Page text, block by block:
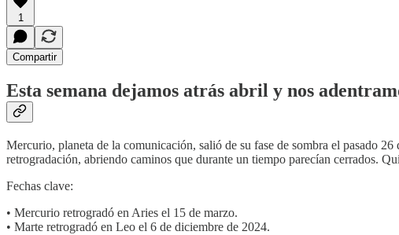
1
Compartir
Esta semana dejamos atrás abril y nos
Mercurio, planeta de la comunicación, salió de su fase de sombra el pasado
retrogradación, abriendo caminos que durante un tiempo parecían cerrados.
Fechas clave:
• Mercurio retrogradó en Aries el 15 de marzo.
• Marte retrogradó en Leo el 6 de diciembre de 2024.